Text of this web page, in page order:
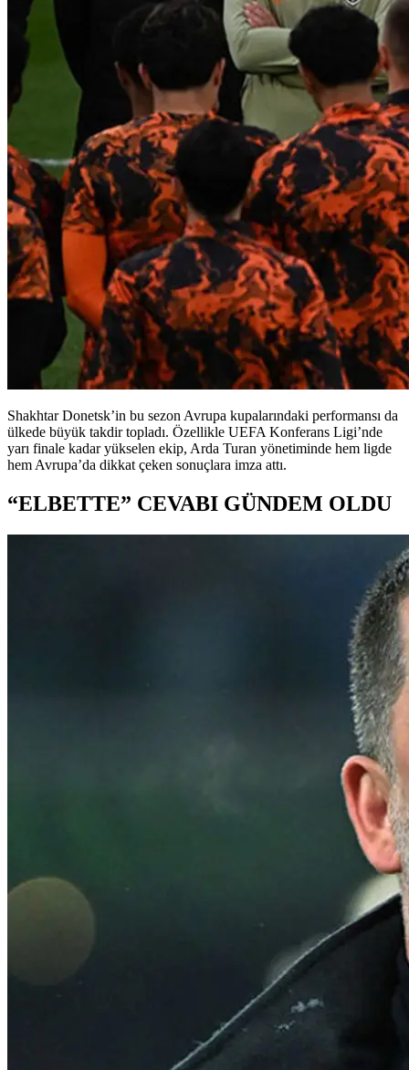
Shakhtar Donetsk’in bu sezon Avrupa kupalarındaki performansı da
ülkede büyük takdir topladı. Özellikle UEFA Konferans Ligi’nde
yarı finale kadar yükselen ekip, Arda Turan yönetiminde hem ligde
hem Avrupa’da dikkat çeken sonuçlara imza attı.
“ELBETTE” CEVABI GÜNDEM OLDU